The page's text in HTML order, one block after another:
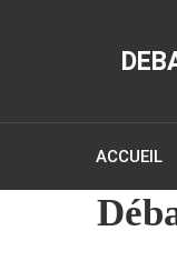
ACCUEIL